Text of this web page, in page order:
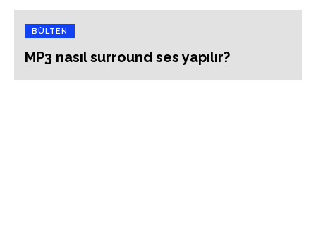
BÜLTEN
MP3 nasıl surround ses yapılır?